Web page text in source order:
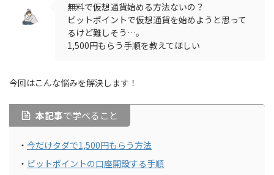
無料で仮想通貨始める方法ないの？
ビットポイントで仮想通貨を始めようと思って
るけど難しそう…。
1,500円もらう手順を教えてほしい
今回はこんな悩みを解決します！
本記事で学べること
・ 今だけタダで1,500円もらう方法
・ ビットポイントの口座開設する手順